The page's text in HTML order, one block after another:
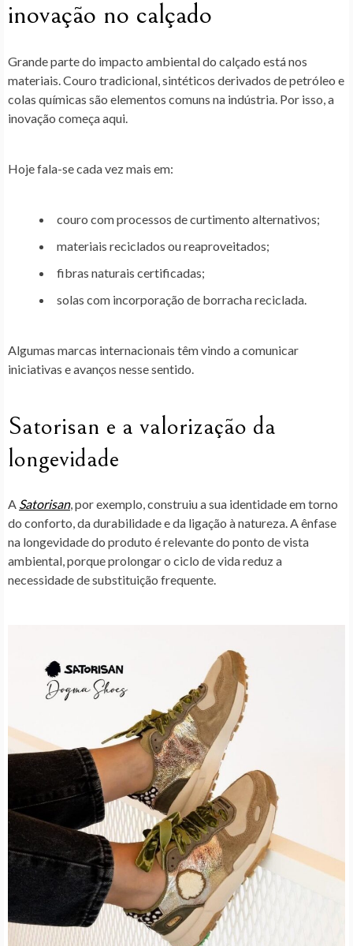
inovação no calçado
Grande parte do impacto ambiental do calçado está nos
materiais. Couro tradicional, sintéticos derivados de petróleo e
colas químicas são elementos comuns na indústria. Por isso, a
inovação começa aqui.
Hoje fala-se cada vez mais em:
couro com processos de curtimento alternativos;
materiais reciclados ou reaproveitados;
fibras naturais certificadas;
solas com incorporação de borracha reciclada.
Algumas marcas internacionais têm vindo a comunicar
iniciativas e avanços nesse sentido.
Satorisan e a valorização da
longevidade
A Satorisan, por exemplo, construiu a sua identidade em torno
do conforto, da durabilidade e da ligação à natureza. A ênfase
na longevidade do produto é relevante do ponto de vista
ambiental, porqueprolongar o ciclo de vida reduz a
necessidade de substituição frequente.